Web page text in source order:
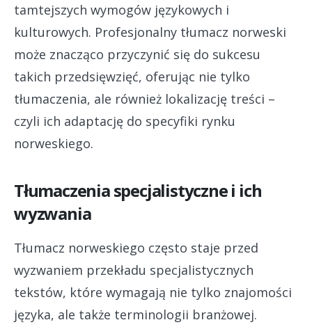
tamtejszych wymogów językowych i
kulturowych. Profesjonalny tłumacz norweski
może znacząco przyczynić się do sukcesu
takich przedsięwzięć, oferując nie tylko
tłumaczenia, ale również lokalizację treści –
czyli ich adaptację do specyfiki rynku
norweskiego.
Tłumaczenia specjalistyczne i ich
wyzwania
Tłumacz norweskiego często staje przed
wyzwaniem przekładu specjalistycznych
tekstów, które wymagają nie tylko znajomości
języka, ale także terminologii branżowej.